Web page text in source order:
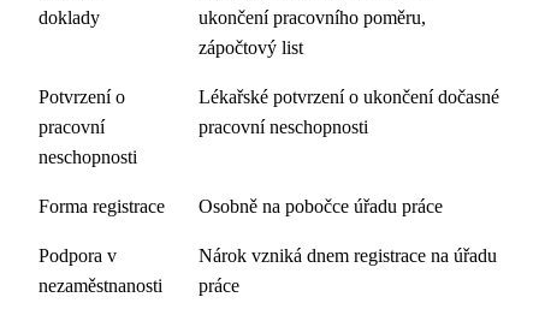
doklady
ukončení pracovního poměru,
zápočtový list
Potvrzení o
pracovní
neschopnosti
Lékařské potvrzení o ukončení dočasné
pracovní neschopnosti
Forma registrace Osobně na pobočce úřadu práce
Podpora v
nezaměstnanosti
Nárok vzniká dnem registrace na úřadu
práce